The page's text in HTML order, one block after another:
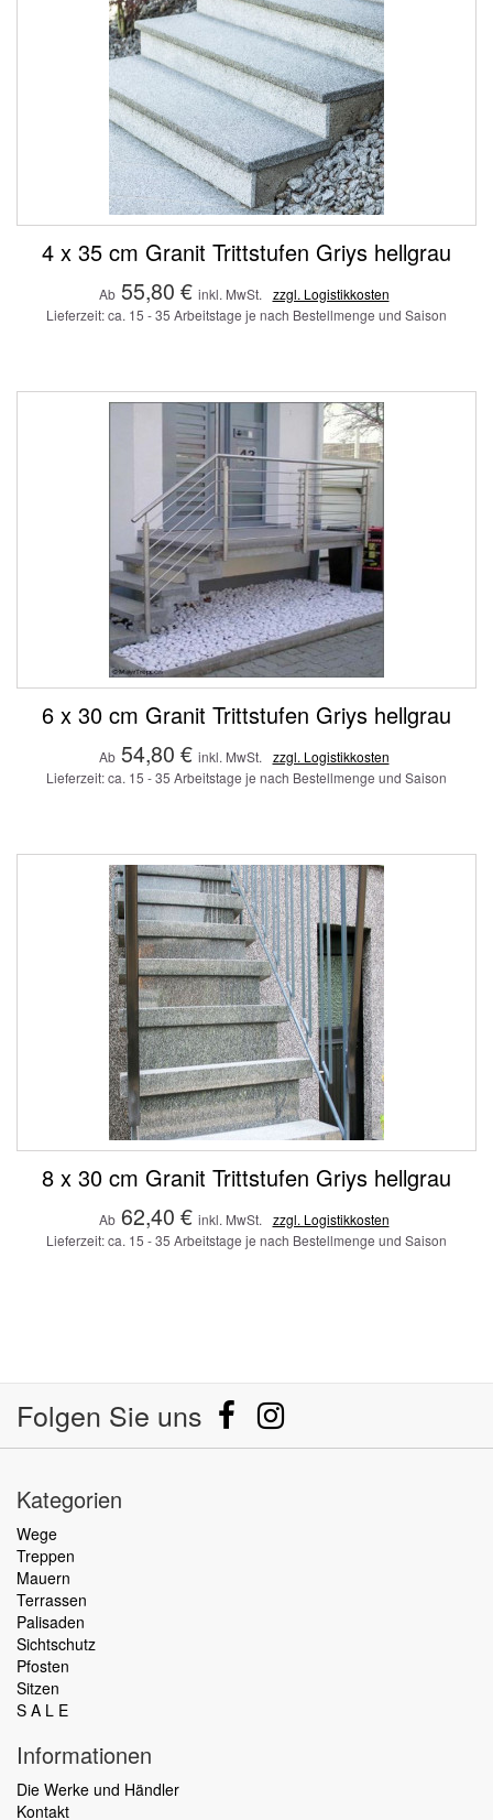
4 x 35 cm Granit Trittstufen Griys hellgrau
Ab 55,80 € inkl. MwSt.
zzgl. Logistikkosten
Lieferzeit: ca. 15 - 35 Arbeitstage je nach Bestellmenge und Saison
6 x 30 cm Granit Trittstufen Griys hellgrau
Ab 54,80 € inkl. MwSt.
zzgl. Logistikkosten
Lieferzeit: ca. 15 - 35 Arbeitstage je nach Bestellmenge und Saison
8 x 30 cm Granit Trittstufen Griys hellgrau
Ab 62,40 € inkl. MwSt.
zzgl. Logistikkosten
Lieferzeit: ca. 15 - 35 Arbeitstage je nach Bestellmenge und Saison
Folgen Sie uns
Kategorien
Wege
Treppen
Mauern
Terrassen
Palisaden
Sichtschutz
Pfosten
Sitzen
S A L E
Informationen
Die Werke und Händler
Kontakt